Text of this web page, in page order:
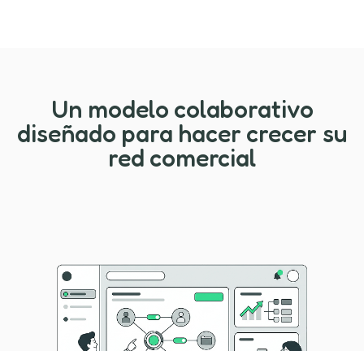
Un modelo colaborativo
diseñado para hacer crecer su
red comercial